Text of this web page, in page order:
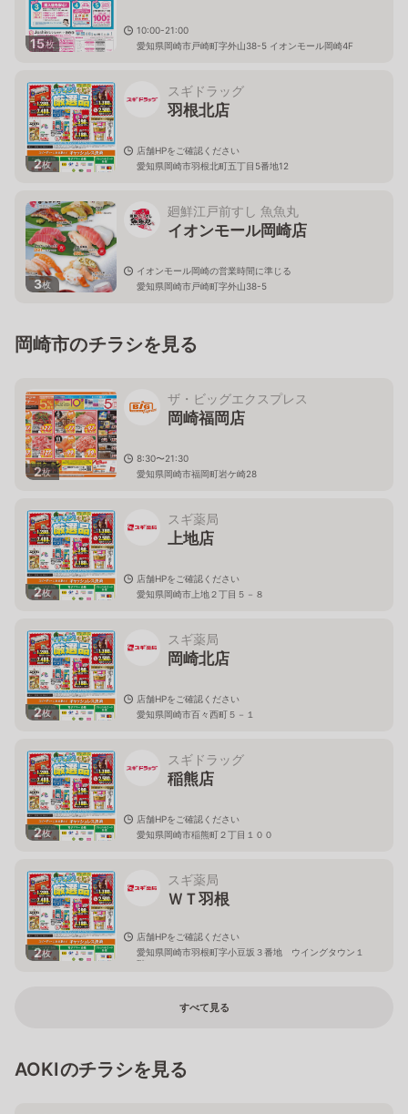
15枚
10:00-21:00
愛知県岡崎市戸崎町字外山38-5 イオンモール岡崎4F
2枚
スギドラッグ
羽根北店
店舗HPをご確認ください
愛知県岡崎市羽根北町五丁目5番地12
3枚
廻鮮江戸前すし 魚魚丸
イオンモール岡崎店
イオンモール岡崎の営業時間に準じる
愛知県岡崎市戸崎町字外山38-5
岡崎市のチラシを見る
2枚
ザ・ビッグエクスプレス
岡崎福岡店
8:30〜21:30
愛知県岡崎市福岡町岩ケ崎28
2枚
スギ薬局
上地店
店舗HPをご確認ください
愛知県岡崎市上地２丁目５－８
2枚
スギ薬局
岡崎北店
店舗HPをご確認ください
愛知県岡崎市百々西町５－１
2枚
スギドラッグ
稲熊店
店舗HPをご確認ください
愛知県岡崎市稲熊町２丁目１００
2枚
スギ薬局
ＷＴ羽根
店舗HPをご確認ください
愛知県岡崎市羽根町字小豆坂３番地 ウイングタウン１
階
すべて見る
AOKIのチラシを見る